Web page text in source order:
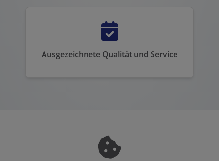
Ausgezeichnete Qualität und Service